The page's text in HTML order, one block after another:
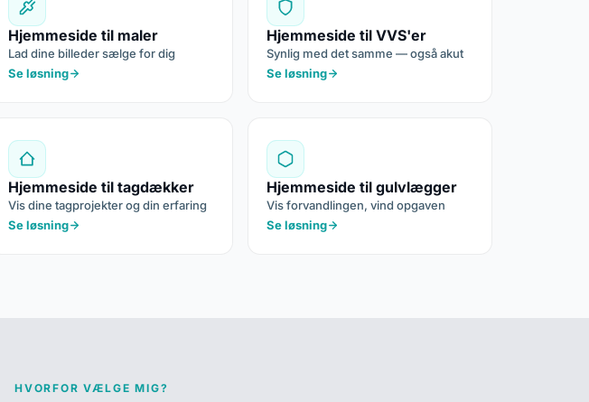
Hjemmeside til maler
Lad dine billeder sælge for dig
Se løsning
Hjemmeside til VVS'er
Synlig med det samme — også akut
Se løsning
Hjemmeside til tagdækker
Vis dine tagprojekter og din erfaring
Se løsning
Hjemmeside til gulvlægger
Vis forvandlingen, vind opgaven
Se løsning
HVORFOR VÆLGE MIG?